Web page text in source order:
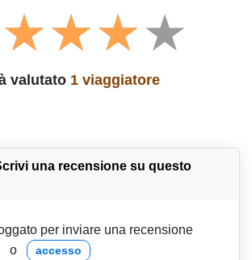
valutato 1 viaggiatore
una recensione su questo
per inviare una recensione
o accesso